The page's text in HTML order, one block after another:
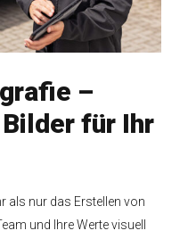
–
für Ihr
als nur das Erstellen von
und Ihre Werte visuell